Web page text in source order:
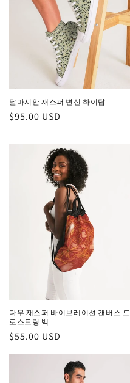
달마시안 재스퍼 변신 하이탑
정
$95.00 USD
다무 재스퍼 바이브레이션 캔버스 드
로스트링 백
정
가
$55.00 USD